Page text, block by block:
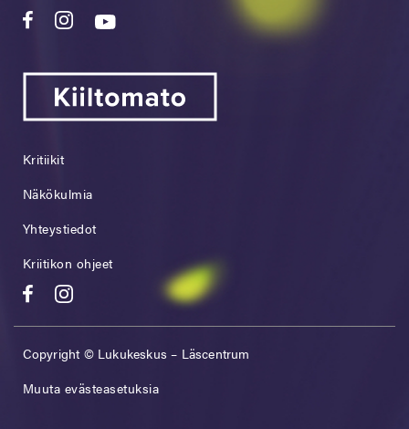
Kritiikit
Näkökulmia
Yhteystiedot
Kriitikon ohjeet
Copyright © Lukukeskus – Läscentrum
Muuta evästeasetuksia